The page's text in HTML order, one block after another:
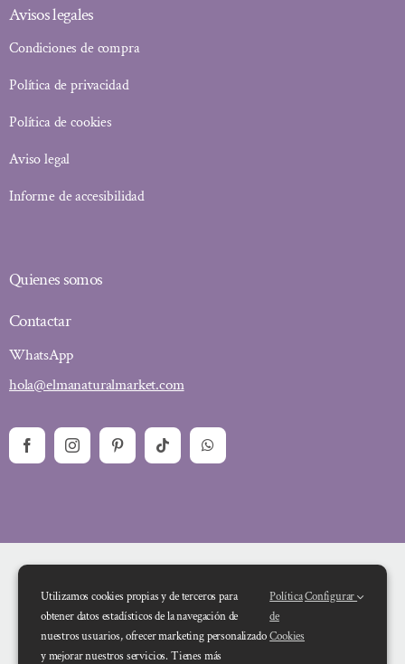
Avisos legales
Condiciones de compra
Política de privacidad
Política de cookies
Aviso legal
Informe de accesibilidad
Quienes somos
Contactar
WhatsApp
hola@elmanaturalmarket.com
Utilizamos cookies propias y de terceros para
obtener datos estadísticos de la navegación de
nuestros usuarios, ofrecer marketing personalizado
y mejorar nuestros servicios. Tienes más
Política
de
Cookies
Configurar